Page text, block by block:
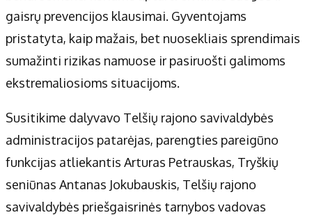
Autoriai
Kontaktai
Privatumo politika
Redakcijos politika
Receptai
gaisrų prevencijos klausimai. Gyventojams
pristatyta, kaip mažais, bet nuosekliais sprendimais
sumažinti rizikas namuose ir pasiruošti galimoms
ekstremaliosioms situacijoms.
Susitikime dalyvavo Telšių rajono savivaldybės
administracijos patarėjas, parengties pareigūno
funkcijas atliekantis Arturas Petrauskas, Tryškių
seniūnas Antanas Jokubauskis, Telšių rajono
savivaldybės priešgaisrinės tarnybos vadovas